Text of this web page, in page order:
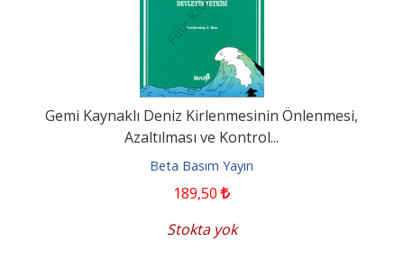
Gemi Kaynaklı Deniz Kirlenmesinin Önlenmesi,
Azaltılması ve Kontrol...
Beta Basım Yayın
189,50
Stokta yok